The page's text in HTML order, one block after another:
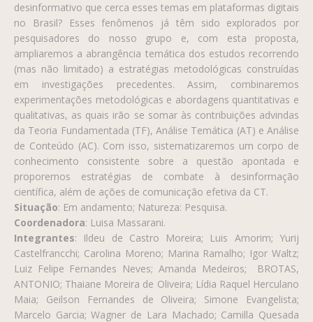
desinformativo que cerca esses temas em plataformas digitais
no Brasil? Esses fenômenos já têm sido explorados por
pesquisadores do nosso grupo e, com esta proposta,
ampliaremos a abrangência temática dos estudos recorrendo
(mas não limitado) a estratégias metodológicas construídas
em investigações precedentes. Assim, combinaremos
experimentações metodológicas e abordagens quantitativas e
qualitativas, as quais irão se somar às contribuições advindas
da Teoria Fundamentada (TF), Análise Temática (AT) e Análise
de Conteúdo (AC). Com isso, sistematizaremos um corpo de
conhecimento consistente sobre a questão apontada e
proporemos estratégias de combate à desinformação
científica, além de ações de comunicação efetiva da CT.
Situação: Em andamento; Natureza: Pesquisa.
Coordenadora: Luisa Massarani.
Integrantes: Ildeu de Castro Moreira; Luis Amorim; Yurij
Castelfrancchi; Carolina Moreno; Marina Ramalho; Igor Waltz;
Luiz Felipe Fernandes Neves; Amanda Medeiros; BROTAS,
ANTONIO; Thaiane Moreira de Oliveira; Lídia Raquel Herculano
Maia; Geilson Fernandes de Oliveira; Simone Evangelista;
Marcelo Garcia; Wagner de Lara Machado; Camilla Quesada